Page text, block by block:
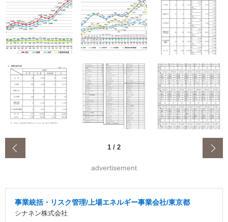
1 / 2
advertisement
事業統括・リスク管理/上場エネルギー事業会社/東京都
シナネン株式会社